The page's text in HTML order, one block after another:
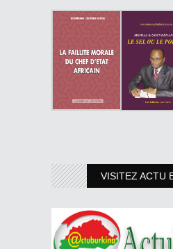
VISITEZ ACTU